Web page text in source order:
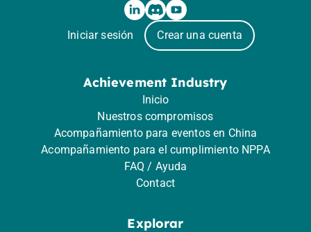
Iniciar sesión Crear una cuenta
Achievement Industry
Inicio
Nuestros compromisos
Acompañamiento para eventos en China
Acompañamiento para el cumplimiento NPPA
FAQ / Ayuda
Contact
Explorar